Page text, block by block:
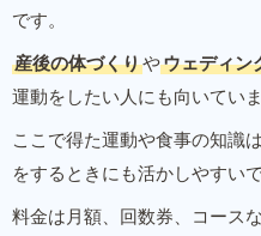
です。
産後の体づくりやウェディン
運動をしたい人にも向いていま
ここで得た運動や食事の知識
をするときにも活かしやすいで
料金は月額、回数券、コース